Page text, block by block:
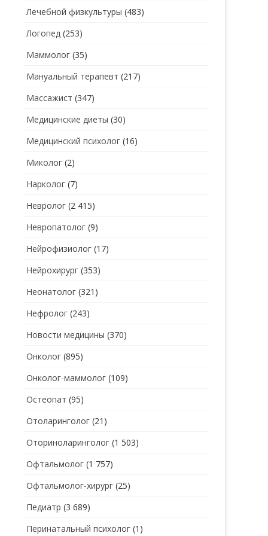
Лечебной физкультуры (483)
Логопед (253)
Маммолог (35)
Мануальный терапевт (217)
Массажист (347)
Медицинские диеты (30)
Медицинский психолог (16)
Миколог (2)
Нарколог (7)
Невролог (2 415)
Невропатолог (9)
Нейрофизиолог (17)
Нейрохирург (353)
Неонатолог (321)
Нефролог (243)
Новости медицины (370)
Онколог (895)
Онколог-маммолог (109)
Остеопат (95)
Отоларинголог (21)
Оториноларинголог (1 503)
Офтальмолог (1 757)
Офтальмолог-хирург (25)
Педиатр (3 689)
Перинатальный психолог (1)